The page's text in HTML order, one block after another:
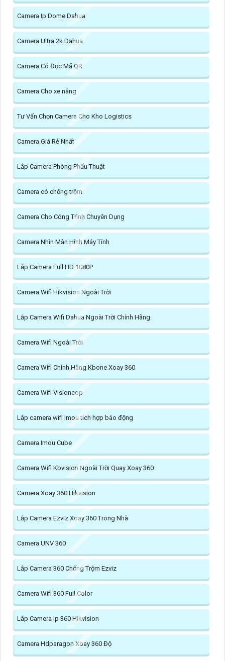
Camera Ip Dome Dahua
Camera Ultra 2k Dahua
Camera Có Đọc Mã QR
Camera Cho xe nâng
Tư Vấn Chọn Camera Cho Kho Logistics
Camera Giá Rẻ Nhất
Lắp Camera Phòng Phẩu Thuật
Camera có chống trộm
Camera Cho Công Trình Chuyên Dụng
Camera Nhìn Màn Hình Máy Tính
Lắp Camera Full HD 1080P
Camera Wifi Hikvision Ngoài Trời
Lắp Camera Wifi Dahua Ngoài Trời Chính Hãng
Camera Wifi Ngoài Trời
Camera Wifi Chính Hãng Kbone Xoay 360
Camera Wifi Visioncop
Lắp camera wifi Imou tích hợp báo động
Camera Imou Cube
Camera Wifi Kbvision Ngoài Trời Quay Xoay 360
Camera Xoay 360 Hikvision
Lắp Camera Ezviz Xoay 360 Trong Nhà
Camera UNV 360
Lắp Camera 360 Chống Trộm Ezviz
Camera Wifi 360 Full Color
Lắp Camera Ip 360 Hikvision
Camera Hdparagon Xoay 360 Độ